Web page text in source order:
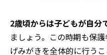
2歳頃からは子どもが自分
ましょう。この時期も保
げみがきを全体的に行うこ